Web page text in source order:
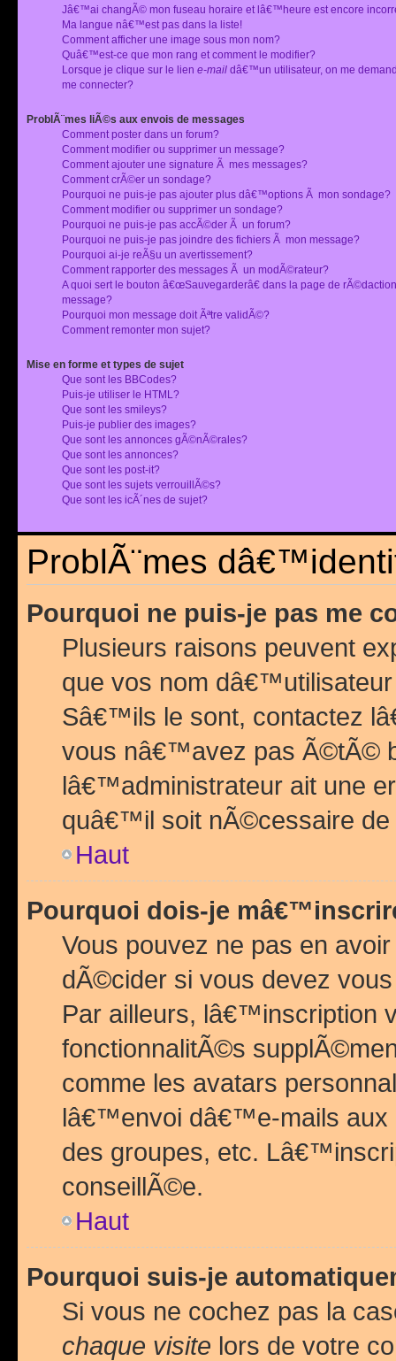
Jâ€™ai changÃ© mon fuseau horaire et lâ€™heure est encore
Ma langue nâ€™est pas dans la liste!
Comment afficher une image sous mon nom?
Quâ€™est-ce que mon rang et comment le modifier?
Lorsque je clique sur le lien e-mail dâ€™un utilisateur, on me
me connecter?
ProblÃ¨mes liÃ©s aux envois de messages
Comment poster dans un forum?
Comment modifier ou supprimer un message?
Comment ajouter une signature Ã mes messages?
Comment crÃ©er un sondage?
Pourquoi ne puis-je pas ajouter plus dâ€™options Ã mon sondage?
Comment modifier ou supprimer un sondage?
Pourquoi ne puis-je pas accÃ©der Ã un forum?
Pourquoi ne puis-je pas joindre des fichiers Ã mon message?
Pourquoi ai-je reÃ§u un avertissement?
Comment rapporter des messages Ã un modÃ©rateur?
A quoi sert le bouton â€œSauvegarderâ€ dans la page de
message?
Pourquoi mon message doit Ãªtre validÃ©?
Comment remonter mon sujet?
Mise en forme et types de sujet
Que sont les BBCodes?
Puis-je utiliser le HTML?
Que sont les smileys?
Puis-je publier des images?
Que sont les annonces gÃ©nÃ©rales?
Que sont les annonces?
Que sont les post-it?
Que sont les sujets verrouillÃ©s?
Que sont les icÃ´nes de sujet?
ProblÃ¨mes
Pourquoi ne puis-je pas me
Plusieurs raisons peuvent
que vos nom
Sâ€™ils le sont, contactez
vous nâ€™avez pas Ã©tÃ©
lâ€™administrateur ait une
quâ€™il soit nÃ©cessaire de
Haut
Pourquoi dois-je
Vous pouvez ne pas en
dÃ©cider si vous devez
Par ailleurs, lâ€™inscription
fonctionnalitÃ©s
comme les avatars
lâ€™envoi dâ€™e-mails
des groupes, etc.
conseillÃ©e.
Haut
Pourquoi suis-je
Si vous ne cochez pas la
chaque visite lors de votre